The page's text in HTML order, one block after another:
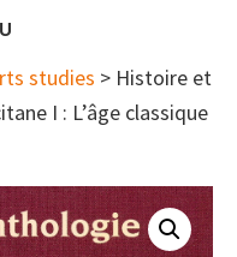
studies > Histoire et
I : L’âge classique